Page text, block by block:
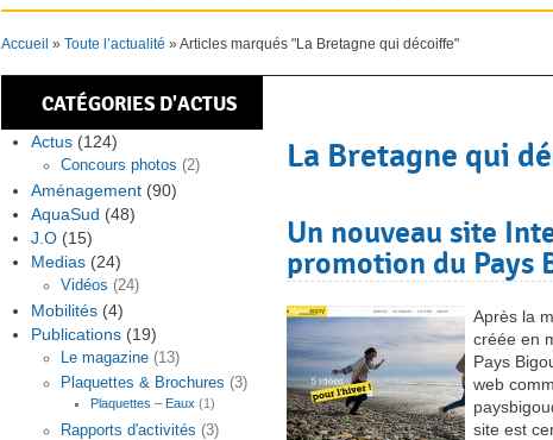
Accueil » Toute l’actualité » Articles marqués "La Bretagne qui décoiffe"
CATÉGORIES D'ACTUS
Actus (124)
Concours photos (2)
Aménagement (90)
AquaSud (48)
J.O (15)
Medias (24)
Vidéos (24)
Mobilités (4)
Publications (19)
Le magazine (13)
Plaquettes & Brochures (3)
Plaquettes – Eaux (1)
Rapports d'activités (3)
La Bretagne qui
Un nouveau site
promotion du Pays
Après la
créée en
Pays
web
site est